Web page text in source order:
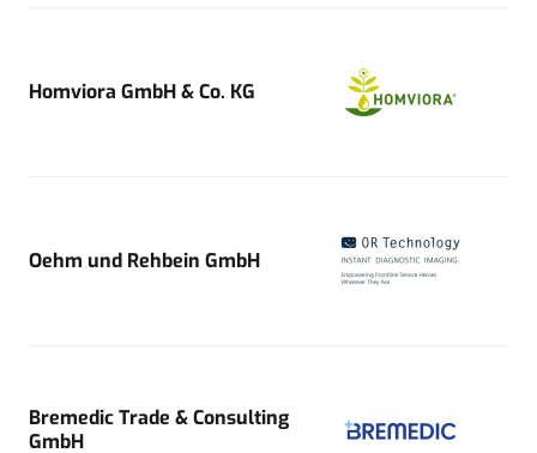
Homviora GmbH & Co. KG
Oehm und Rehbein GmbH
Bremedic Trade & Consulting
GmbH